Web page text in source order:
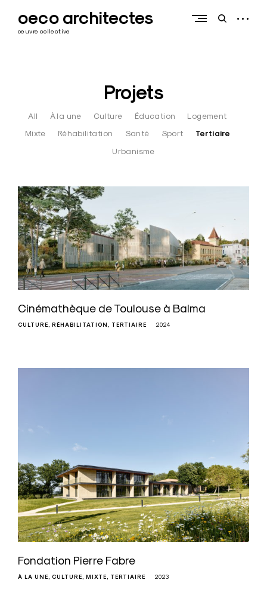
contentoeco architectes
oeuvre collective
openopen
Projets
All À la une Culture Éducation
Logement
Mixte
Réhabilitation Santé Sport Tertiaire
Urbanisme
Cinémathèque de Toulouse à Balma
CULTURE RÉHABILITATION TERTIAIRE 2024
Fondation Pierre Fabre
À LA UNE CULTURE MIXTE TERTIAIRE 2023